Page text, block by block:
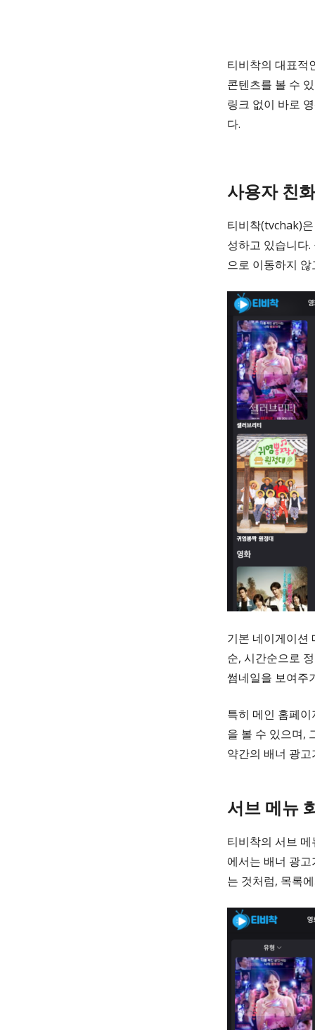
티비착의 대표적
콘텐츠를 볼 수
링크 없이 바로
다.
사용자 친
티비착(tvchak)
성하고 있습니다
으로 이동하지
기본 네이게이션
순, 시간순으로
썸네일을 보여주
특히 메인 홈페
을 볼 수 있으며,
약간의 배너 광
서브 메뉴
티비착의 서브
에서는 배너 광
는 것처럼, 목록